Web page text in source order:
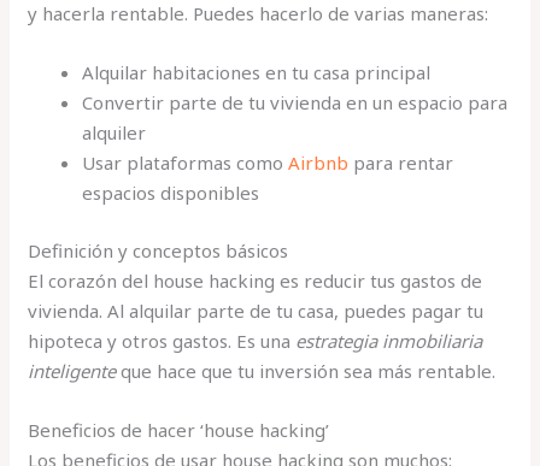
y hacerla rentable. Puedes hacerlo de varias maneras:
Alquilar habitaciones en tu casa principal
Convertir parte de tu vivienda en un espacio para
alquiler
Usar plataformas comoAirbnb para rentar
espacios disponibles
Definición y conceptos básicos
El corazón del house hacking es reducir tus gastos de
vivienda. Al alquilar parte de tu casa, puedes pagar tu
hipoteca y otros gastos. Es una estrategia inmobiliaria
inteligenteque hace que tu inversión sea más rentable.
Beneficios de hacer ‘house hacking’
Los beneficios de usar house hacking son muchos: